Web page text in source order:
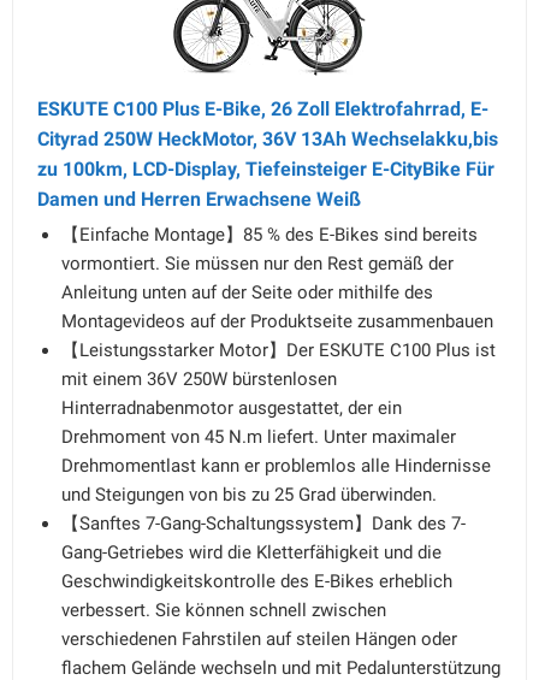
ESKUTE C100 Plus E-Bike, 26 Zoll Elektrofahrrad, E-
Cityrad 250W HeckMotor, 36V 13Ah Wechselakku,bis
zu 100km, LCD-Display, Tiefeinsteiger E-CityBike Für
Damen und Herren Erwachsene Weiß
【Einfache Montage】85 % des E-Bikes sind bereits
vormontiert. Sie müssen nur den Rest gemäß der
Anleitung unten auf der Seite oder mithilfe des
Montagevideos auf der Produktseite zusammenbauen
【Leistungsstarker Motor】Der ESKUTE C100 Plus ist
mit einem 36V 250W bürstenlosen
Hinterradnabenmotor ausgestattet, der ein
Drehmoment von 45 N.m liefert. Unter maximaler
Drehmomentlast kann er problemlos alle Hindernisse
und Steigungen von bis zu 25 Grad überwinden.
【Sanftes 7-Gang-Schaltungssystem】Dank des 7-
Gang-Getriebes wird die Kletterfähigkeit und die
Geschwindigkeitskontrolle des E-Bikes erheblich
verbessert. Sie können schnell zwischen
verschiedenen Fahrstilen auf steilen Hängen oder
flachem Gelände wechseln und mit Pedalunterstützung